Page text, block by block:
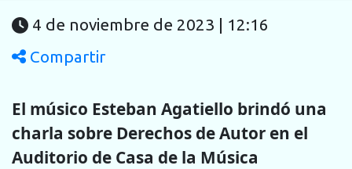
4 de noviembre de 2023 | 12:16
Compartir
El músico Esteban Agatiello brindó una
charla sobre Derechos de Autor en el
Auditorio de Casa de la Música